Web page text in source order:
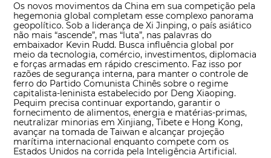
Os novos movimentos da China em sua competição pela
hegemonia global completam esse complexo panorama
geopolítico. Sob a liderança de Xi Jinping, o país asiático
não mais “ascende”, mas “luta”, nas palavras do
embaixador Kevin Rudd. Busca influência global por
meio da tecnologia, comércio, investimentos, diplomacia
e forças armadas em rápido crescimento. Faz isso por
razões de segurança interna, para manter o controle de
ferro do Partido Comunista Chinês sobre o regime
capitalista-leninista estabelecido por Deng Xiaoping.
Pequim precisa continuar exportando, garantir o
fornecimento de alimentos, energia e matérias-primas,
neutralizar minorias em Xinjiang, Tibete e Hong Kong,
avançar na tomada de Taiwan e alcançar projeção
marítima internacional enquanto compete com os
Estados Unidos na corrida pela Inteligência Artificial.